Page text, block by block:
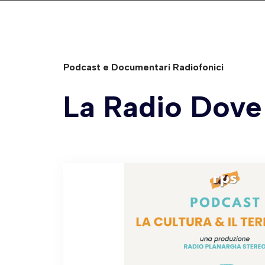
Podcast e Documentari Radiofonici
La Radio